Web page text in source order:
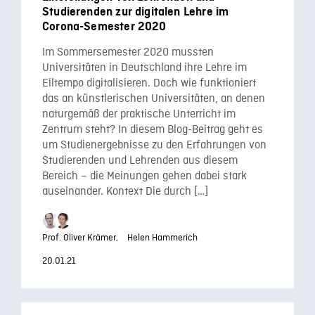
Studierenden zur digitalen Lehre im
Corona-Semester 2020
Im Sommersemester 2020 mussten
Universitäten in Deutschland ihre Lehre im
Eiltempo digitalisieren. Doch wie funktioniert
das an künstlerischen Universitäten, an denen
naturgemäß der praktische Unterricht im
Zentrum steht? In diesem Blog-Beitrag geht es
um Studienergebnisse zu den Erfahrungen von
Studierenden und Lehrenden aus diesem
Bereich – die Meinungen gehen dabei stark
auseinander. Kontext Die durch […]
Prof. Oliver Krämer,
Helen Hammerich
20.01.21